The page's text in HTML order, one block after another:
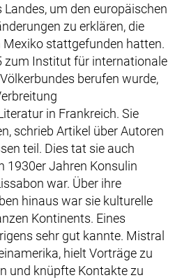
um den europäischen
zu erklären, die
Mexiko stattgefunden hatten.
zum Institut für internationale
berufen wurde,
in Frankreich. Sie
schrieb Artikel über Autoren
teil. Dies tat sie auch
1930er Jahren Konsulin
war. Über ihre
hinaus war sie kulturelle
Kontinents. Eines
sehr gut kannte. Mistral
hielt Vorträge zu
und knüpfte Kontakte zu